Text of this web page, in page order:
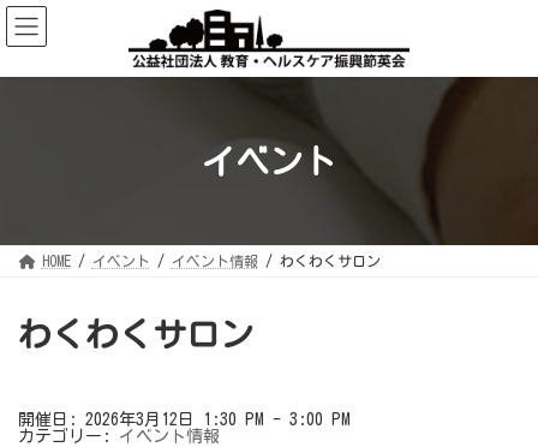
コ
ン
テ
ツ
ナ
ビ
ゲ
シ
イベント
HOME イベント イベント情報 わくわくサロン
わくわくサロン
開催日: 2026年3月12日 1:30 PM - 3:00 PM
カテゴリー: イベント情報